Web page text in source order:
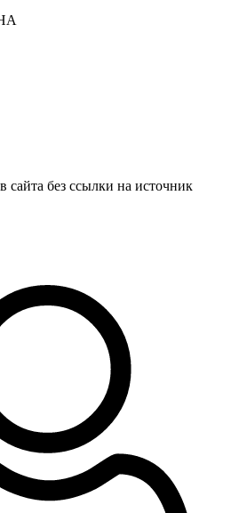
сайта без ссылки на источник